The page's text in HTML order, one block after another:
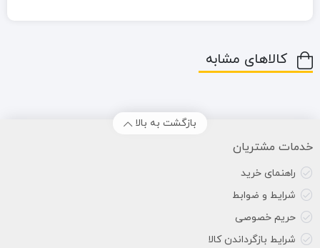
کالاهای مشابه
بازگشت به بالا
خدمات مشتریان
راهنمای خرید
شرایط و ضوابط
حریم خصوصی
شرایط بازگرداندن کالا